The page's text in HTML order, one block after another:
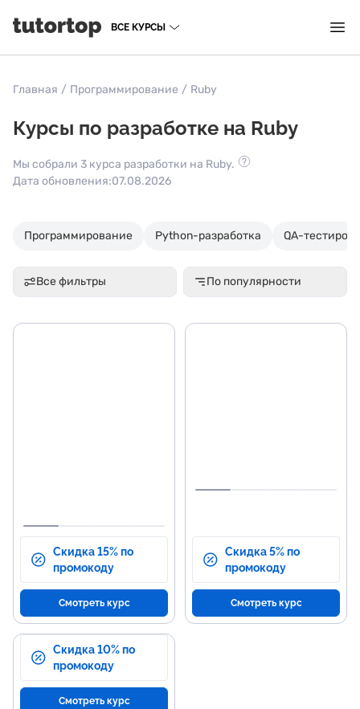
ВСЕ КУРСЫ
Главная / Программирование / Ruby
Курсы по разработке на Ruby
Мы собрали 3 курса разработки на Ruby.
Дата обновления:07.08.2026
Программирование Python-разработка QA-
Все фильтры По популярности
Взаимодействие с базами
Скидка 15% по
промокоду
Смотреть курс
Скидка 5% по
промокоду
Смотреть курс
Скидка 10% по
промокоду
Смотреть курс